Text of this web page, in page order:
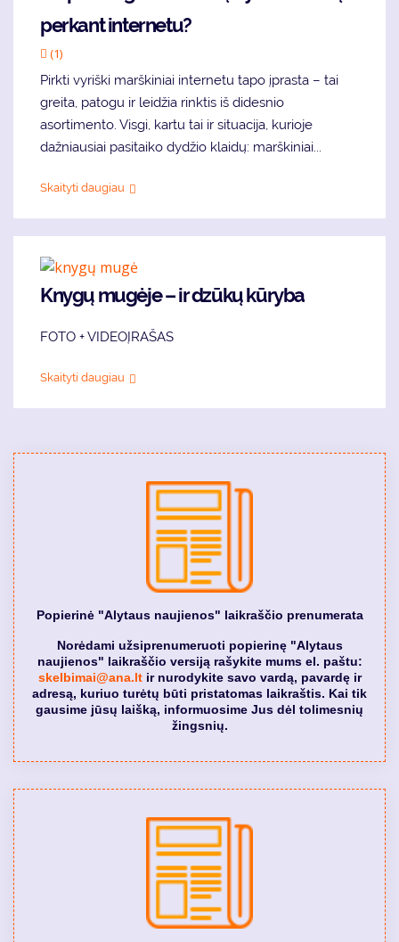
perkant internetu?
(1)
Pirkti vyriški marškiniai internetu tapo įprasta – tai
greita, patogu ir leidžia rinktis iš didesnio
asortimento. Visgi, kartu tai ir situacija, kurioje
dažniausiai pasitaiko dydžio klaidų: marškiniai...
Skaityti daugiau
Knygų mugėje – ir dzūkų kūryba
FOTO + VIDEOĮRAŠAS
Skaityti daugiau
Popierinė "Alytaus naujienos" laikraščio prenumerata
Norėdami užsiprenumeruoti popierinę "Alytaus
naujienos" laikraščio versiją rašykite mums el. paštu:
skelbimai@ana.ltir nurodykite savo vardą, pavardę ir
adresą, kuriuo turėtų būti pristatomas laikraštis. Kai tik
gausime jūsų laišką, informuosime Jus dėl tolimesnių
žingsnių.